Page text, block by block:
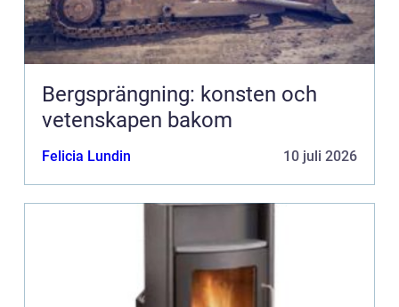
Bergsprängning: konsten och
vetenskapen bakom
Felicia Lundin 10 juli 2026